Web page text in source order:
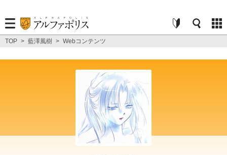
TOP > 藍澤風樹 > Webコンテンツ